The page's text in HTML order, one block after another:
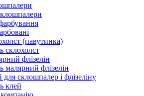
(павутинка)
склохолст
флізелін
малярний флізелін
для склошпалер і флізеліну
клей